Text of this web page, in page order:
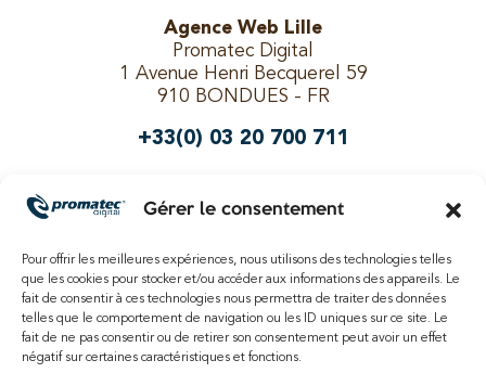
Gérer le consentement
Pour offrir les meilleures expériences, nous utilisons des technologies telles
que les cookies pour stocker et/ou accéder aux informations des appareils. Le
fait de consentir à ces technologies nous permettra de traiter des données
telles que le comportement de navigation ou les ID uniques sur ce site. Le
fait de ne pas consentir ou de retirer son consentement peut avoir un effet
négatif sur certaines caractéristiques et fonctions.
Agence Web Lille
Promatec Digital
1 Avenue Henri Becquerel 59
910 BONDUES - FR
+33(0) 03 20 700 711